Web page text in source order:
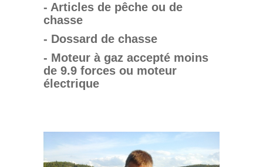
- Articles de pêche ou de
chasse
- Dossard de chasse
- Moteur à gaz accepté moins
de 9.9 forces ou moteur
électrique